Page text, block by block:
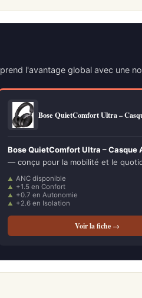
prend l'avantage global avec une
Bose QuietComfort Ultra –
Bose QuietComfort Ultra –
— conçu pour la mobilité et le
ANC disponible
+1.5 en Confort
+0.7 en Autonomie
+2.6 en Isolation
Voir la fiche →